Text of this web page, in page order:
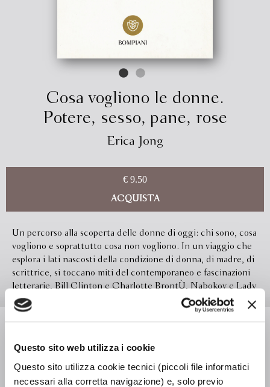
Questo sito web utilizza i cookie
Questo sito utilizza cookie tecnici (piccoli file informatici
necessari alla corretta navigazione) e, solo previo
Cosa vogliono le donne.
Potere, sesso, pane, rose
Erica Jong
€ 9.50
ACQUISTA
Un percorso alla scoperta delle donne di oggi: chi sono, cosa
vogliono e soprattutto cosa non vogliono. In un viaggio che
esplora i lati nascosti della condizione di donna, di madre, di
scrittrice, si toccano miti del contemporaneo e fascinazioni
letterarie, Bill Clinton e Charlotte BrontÙ, Nabokov e Lady
Diana, Ana´s Nin e il Viagra, l'Italia e Henry Miller. Si
manifestano curiosità, si rivelano segreti, si sollevano
l'immaginario erotico delle donne, il femminismo e sopra
ogni altra cosa la consolazione offerta dalla letteratura,
perché, come dice Erica Jong, "la poesia ha salvato la mia
Formato 132.0 x 199.0